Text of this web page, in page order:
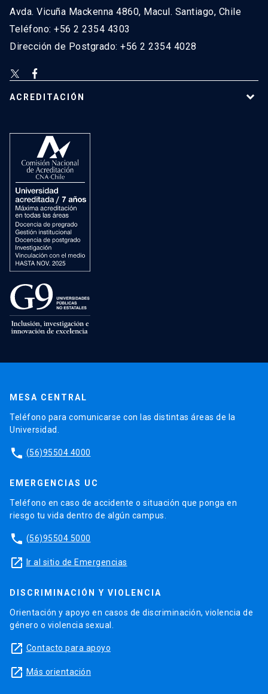
Avda. Vicuña Mackenna 4860, Macul. Santiago, Chile
Teléfono: +56 2 2354 4303
Dirección de Postgrado: +56 2 2354 4028
ACREDITACIÓN
MESA CENTRAL
Teléfono para comunicarse con las distintas áreas de la
Universidad.
phone (56)95504 4000
EMERGENCIAS UC
Teléfono en caso de accidente o situación que ponga en
riesgo tu vida dentro de algún campus.
phone (56)95504 5000
launch Ir al sitio de Emergencias
DISCRIMINACIÓN Y VIOLENCIA
Orientación y apoyo en casos de discriminación, violencia de
género o violencia sexual.
launch Contacto para apoyo
launch Más orientación